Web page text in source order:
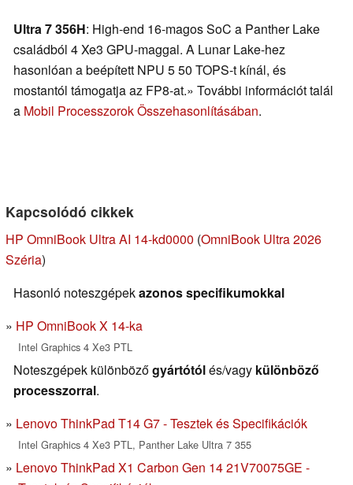
Ultra 7 356H: High-end 16-magos SoC a Panther Lake
családból 4 Xe3 GPU-maggal. A Lunar Lake-hez
hasonlóan a beépített NPU 5 50 TOPS-t kínál, és
mostantól támogatja az FP8-at.» További információt talál
a Mobil Processzorok Összehasonlításában.
Kapcsolódó cikkek
HP OmniBook Ultra AI 14-kd0000 (OmniBook Ultra 2026
Széria)
Hasonló noteszgépekazonos specifikumokkal
HP OmniBook X 14-ka
Intel Graphics 4 Xe3 PTL
Noteszgépek különbözőgyártótólés/vagy különböző
processzorral.
Lenovo ThinkPad T14 G7 - Tesztek és Specifikációk
Intel Graphics 4 Xe3 PTL, Panther Lake Ultra 7 355
Lenovo ThinkPad X1 Carbon Gen 14 21V70075GE -